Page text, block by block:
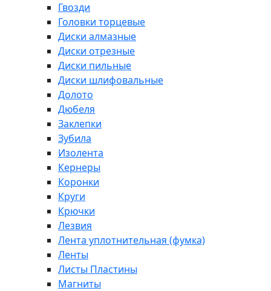
Гвозди
Головки торцевые
Диски алмазные
Диски отрезные
Диски пильные
Диски шлифовальные
Долото
Дюбеля
Заклепки
Зубила
Изолента
Кернеры
Коронки
Круги
Крючки
Лезвия
Лента уплотнительная (фумка)
Ленты
Листы Пластины
Магниты